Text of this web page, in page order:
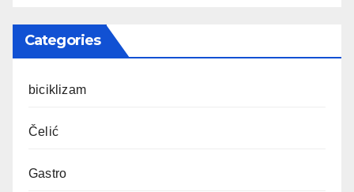
Categories
biciklizam
Čelić
Gastro